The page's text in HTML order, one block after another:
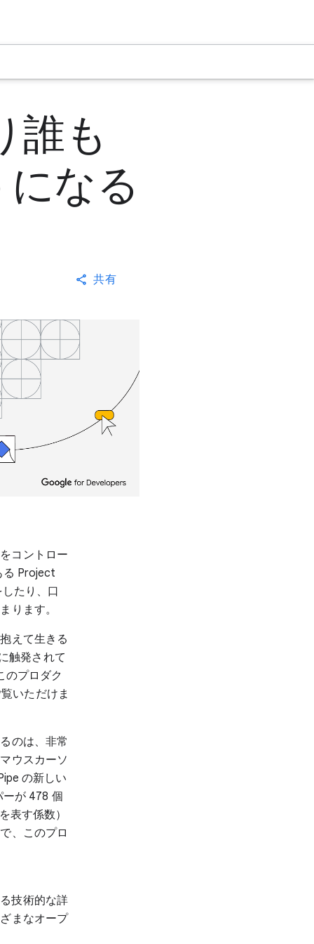
誰も
なる
共有
コントロー
る Project
たり、口
ります。
えて生きる
触発されて
プロダク
いただけま
のは、非常
ウスカーソ
の新しい
が 478 個
表す係数）
、このプロ
技術的な詳
まなオープ